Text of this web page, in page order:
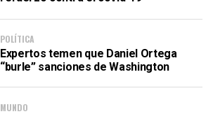
POLÍTICA
Expertos temen que Daniel Ortega
“burle” sanciones de Washington
MUNDO